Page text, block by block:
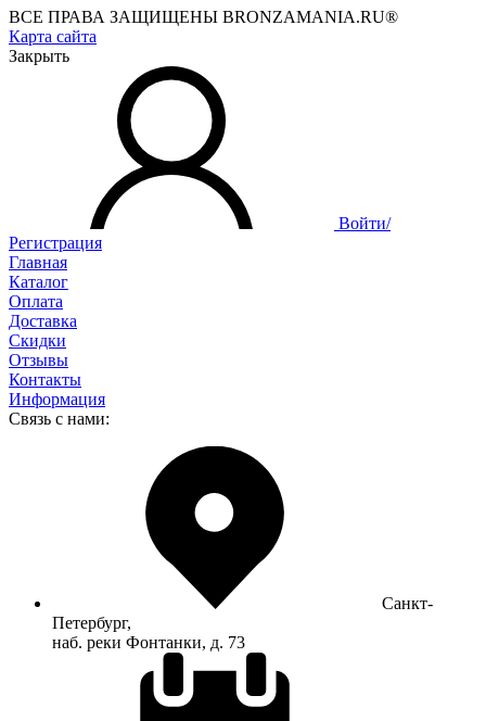
ВСЕ ПРАВА ЗАЩИЩЕНЫ BRONZAMANIA.RU®
Карта сайта
Закрыть
Войти/
Регистрация
Главная
Каталог
Оплата
Доставка
Скидки
Отзывы
Контакты
Информация
Связь с нами:
Санкт-
Петербург,
наб. реки Фонтанки, д. 73